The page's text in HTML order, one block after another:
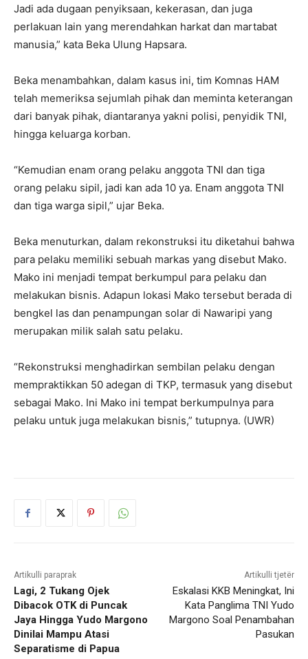
Jadi ada dugaan penyiksaan, kekerasan, dan juga
perlakuan lain yang merendahkan harkat dan martabat
manusia,” kata Beka Ulung Hapsara.
Beka menambahkan, dalam kasus ini, tim Komnas HAM
telah memeriksa sejumlah pihak dan meminta keterangan
dari banyak pihak, diantaranya yakni polisi, penyidik TNI,
hingga keluarga korban.
“Kemudian enam orang pelaku anggota TNI dan tiga
orang pelaku sipil, jadi kan ada 10 ya. Enam anggota TNI
dan tiga warga sipil,” ujar Beka.
Beka menuturkan, dalam rekonstruksi itu diketahui bahwa
para pelaku memiliki sebuah markas yang disebut Mako.
Mako ini menjadi tempat berkumpul para pelaku dan
melakukan bisnis. Adapun lokasi Mako tersebut berada di
bengkel las dan penampungan solar di Nawaripi yang
merupakan milik salah satu pelaku.
“Rekonstruksi menghadirkan sembilan pelaku dengan
mempraktikkan 50 adegan di TKP, termasuk yang disebut
sebagai Mako. Ini Mako ini tempat berkumpulnya para
pelaku untuk juga melakukan bisnis,” tutupnya. (UWR)
Artikulli paraprak
Lagi, 2 Tukang Ojek
Dibacok OTK di Puncak
Jaya Hingga Yudo Margono
Dinilai Mampu Atasi
Separatisme di Papua
Artikulli tjetër
Eskalasi KKB Meningkat, Ini
Kata Panglima TNI Yudo
Margono Soal Penambahan
Pasukan